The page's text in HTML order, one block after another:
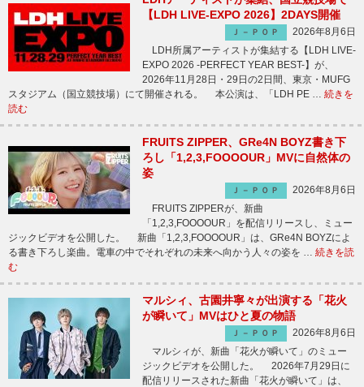
【LDH LIVE-EXPO 2026】2DAYS開催
Ｊ－ＰＯＰ
2026年8月6日
LDH所属アーティストが集結する【LDH LIVE-
EXPO 2026 -PERFECT YEAR BEST-】が、
2026年11月28日・29日の2日間、東京・MUFG
スタジアム（国立競技場）にて開催される。 本公演は、「LDH PE … 続きを
読む
FRUITS ZIPPER、GRe4N BOYZ書き下
ろし「1,2,3,FOOOOUR」MVに自然体の
姿
Ｊ－ＰＯＰ
2026年8月6日
FRUITS ZIPPERが、新曲
「1,2,3,FOOOOUR」を配信リリースし、ミュー
ジックビデオを公開した。 新曲「1,2,3,FOOOOUR」は、GRe4N BOYZによ
る書き下ろし楽曲。電車の中でそれぞれの未来へ向かう人々の姿を … 続きを読
む
マルシィ、古園井寧々が出演する「花火
が瞬いて」MVはひと夏の物語
Ｊ－ＰＯＰ
2026年8月6日
マルシィが、新曲「花火が瞬いて」のミュー
ジックビデオを公開した。 2026年7月29日に
配信リリースされた新曲「花火が瞬いて」は、